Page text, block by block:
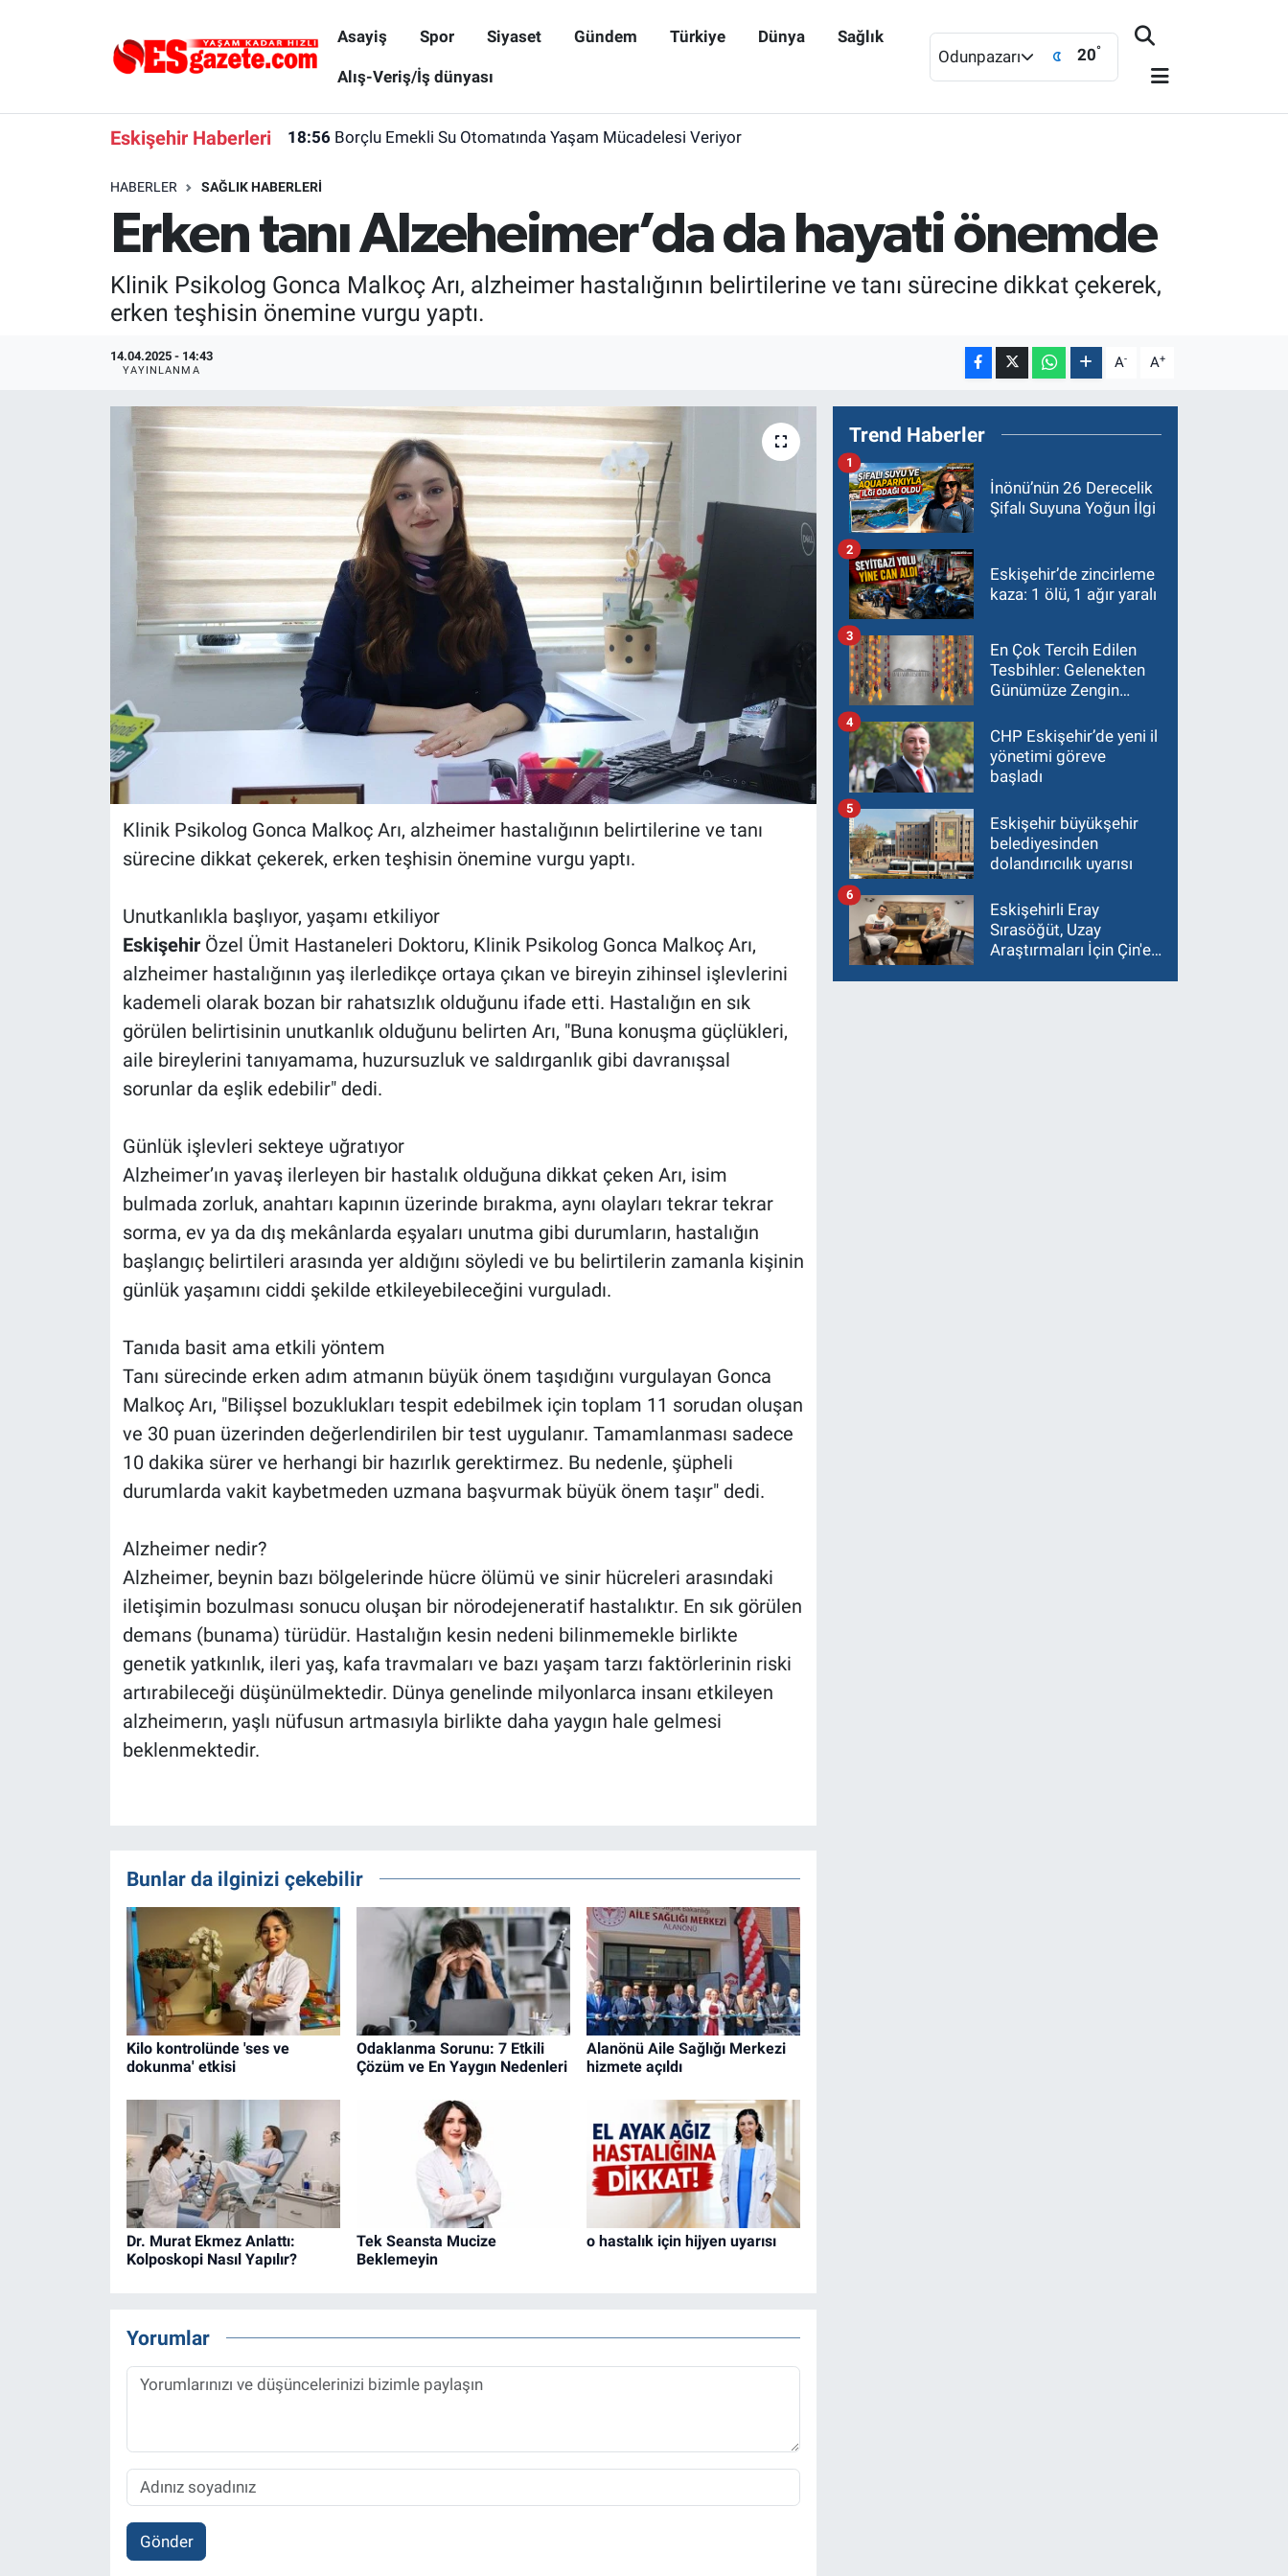
Asayiş Spor Siyaset Gündem Türkiye Dünya Sağlık
Alış-Veriş/İş dünyası
Odunpazarı 20°
Eskişehir Haberleri 18:56 Borçlu Emekli Su Otomatında Yaşam Mücadelesi Veriyor
HABERLER SAĞLIK HABERLERI
Erken tanı Alzeheimer’da da hayati önemde
Klinik Psikolog Gonca Malkoç Arı, alzheimer hastalığının belirtilerine ve tanı sürecine dikkat çekerek,
erken teşhisin önemine vurgu yaptı.
14.04.2025 - 14:43
YAYINLANMA A- A+
Klinik Psikolog Gonca Malkoç Arı, alzheimer hastalığının belirtilerine ve tanı
sürecine dikkat çekerek, erken teşhisin önemine vurgu yaptı.
Unutkanlıkla başlıyor, yaşamı etkiliyor
EskişehirÖzel Ümit Hastaneleri Doktoru, Klinik Psikolog Gonca Malkoç Arı,
alzheimer hastalığının yaş ilerledikçe ortaya çıkan ve bireyin zihinsel işlevlerini
kademeli olarak bozan bir rahatsızlık olduğunu ifade etti. Hastalığın en sık
görülen belirtisinin unutkanlık olduğunu belirten Arı, "Buna konuşma güçlükleri,
aile bireylerini tanıyamama, huzursuzluk ve saldırganlık gibi davranışsal
sorunlar da eşlik edebilir" dedi.
Günlük işlevleri sekteye uğratıyor
Alzheimer’ın yavaş ilerleyen bir hastalık olduğuna dikkat çeken Arı, isim
bulmada zorluk, anahtarı kapının üzerinde bırakma, aynı olayları tekrar tekrar
sorma, ev ya da dış mekânlarda eşyaları unutma gibi durumların, hastalığın
başlangıç belirtileri arasında yer aldığını söyledi ve bu belirtilerin zamanla kişinin
günlük yaşamını ciddi şekilde etkileyebileceğini vurguladı.
Tanıda basit ama etkili yöntem
Tanı sürecinde erken adım atmanın büyük önem taşıdığını vurgulayan Gonca
Malkoç Arı, "Bilişsel bozuklukları tespit edebilmek için toplam 11 sorudan oluşan
ve 30 puan üzerinden değerlendirilen bir test uygulanır. Tamamlanması sadece
10 dakika sürer ve herhangi bir hazırlık gerektirmez. Bu nedenle, şüpheli
durumlarda vakit kaybetmeden uzmana başvurmak büyük önem taşır" dedi.
Alzheimer nedir?
Alzheimer, beynin bazı bölgelerinde hücre ölümü ve sinir hücreleri arasındaki
iletişimin bozulması sonucu oluşan bir nörodejeneratif hastalıktır. En sık görülen
demans (bunama) türüdür. Hastalığın kesin nedeni bilinmemekle birlikte
genetik yatkınlık, ileri yaş, kafa travmaları ve bazı yaşam tarzı faktörlerinin riski
artırabileceği düşünülmektedir. Dünya genelinde milyonlarca insanı etkileyen
alzheimerın, yaşlı nüfusun artmasıyla birlikte daha yaygın hale gelmesi
beklenmektedir.
Bunlar da ilginizi çekebilir
Kilo kontrolünde 'ses ve
dokunma' etkisi
Odaklanma Sorunu: 7 Etkili
Çözüm ve En Yaygın Nedenleri
Alanönü Aile Sağlığı Merkezi
hizmete açıldı
Dr. Murat Ekmez Anlattı:
Kolposkopi Nasıl Yapılır?
Tek Seansta Mucize
Beklemeyin
o hastalık için hijyen uyarısı
Yorumlar
Gönder
Trend Haberler
İnönü’nün 26 Derecelik
Şifalı Suyuna Yoğun İlgi
1
Eskişehir’de zincirleme
kaza: 1 ölü, 1 ağır yaralı
2
En Çok Tercih Edilen
Tesbihler: Gelenekten
Günümüze Zengin
3
CHP Eskişehir’de yeni il
yönetimi göreve
başladı
4
Eskişehir büyükşehir
belediyesinden
dolandırıcılık uyarısı
5
Eskişehirli Eray
Sırasöğüt, Uzay
Araştırmaları İçin Çin'e
6
Alış-Veriş/İş dünyası
Eskişehirspor Arşivi
Röportaj
Ekonomi
Kültür Sanat
Magazin
Bilim ve Teknoloji
Eskişehir Nöbetçi Eczaneler
Süper Lig Puan Durumu ve Fikstür
Son Dakika Haberleri
Haber Arşivi